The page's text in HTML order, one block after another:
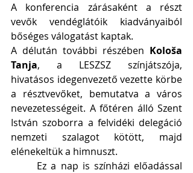
A konferencia zárásaként a részt
vevők vendéglátóik kiadványaiból
bőséges válogatást kaptak.
A délután további részében Kološa
Tanja, a LESZSZ színjátszója,
hivatásos idegenvezető vezette körbe
a résztvevőket, bemutatva a város
nevezetességeit. A főtéren álló Szent
István szoborra a felvidéki delegáció
nemzeti szalagot kötött, majd
elénekeltük a himnuszt.